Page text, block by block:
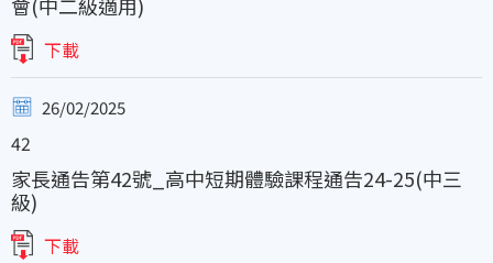
下載
26/02/2025
42
家長通告第42號_高中短期體驗課程通告24-25(中三
級)
下載